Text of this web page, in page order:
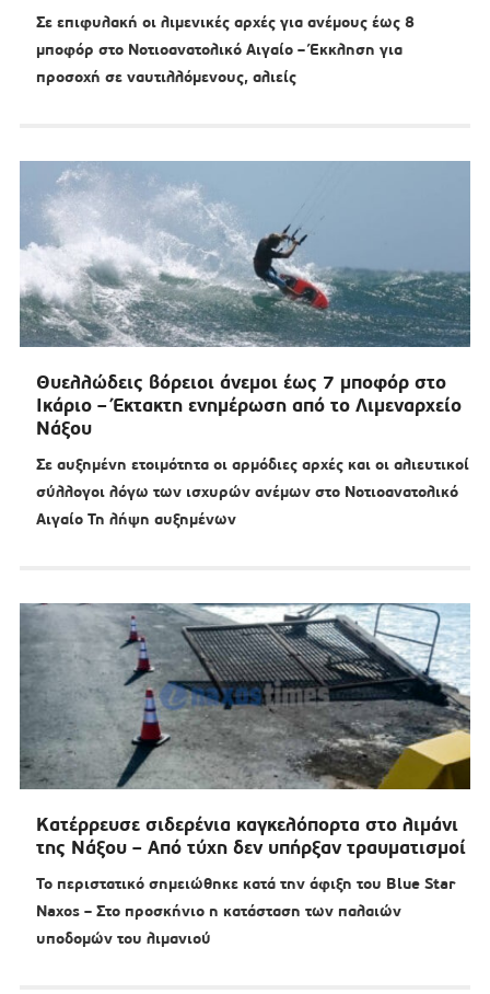
Σε επιφυλακή οι λιμενικές αρχές για ανέμους έως 8
μποφόρ στο Νοτιοανατολικό Αιγαίο – Έκκληση για
προσοχή σε ναυτιλλόμενους, αλιείς
Θυελλώδεις βόρειοι άνεμοι έως 7 μποφόρ στο
Ικάριο – Έκτακτη ενημέρωση από το Λιμεναρχείο
Νάξου
Σε αυξημένη ετοιμότητα οι αρμόδιες αρχές και οι αλιευτικοί
σύλλογοι λόγω των ισχυρών ανέμων στο Νοτιοανατολικό
Αιγαίο Τη λήψη αυξημένων
Κατέρρευσε σιδερένια καγκελόπορτα στο λιμάνι
της Νάξου – Από τύχη δεν υπήρξαν τραυματισμοί
Το περιστατικό σημειώθηκε κατά την άφιξη του Blue Star
Naxos – Στο προσκήνιο η κατάσταση των παλαιών
υποδομών του λιμανιού